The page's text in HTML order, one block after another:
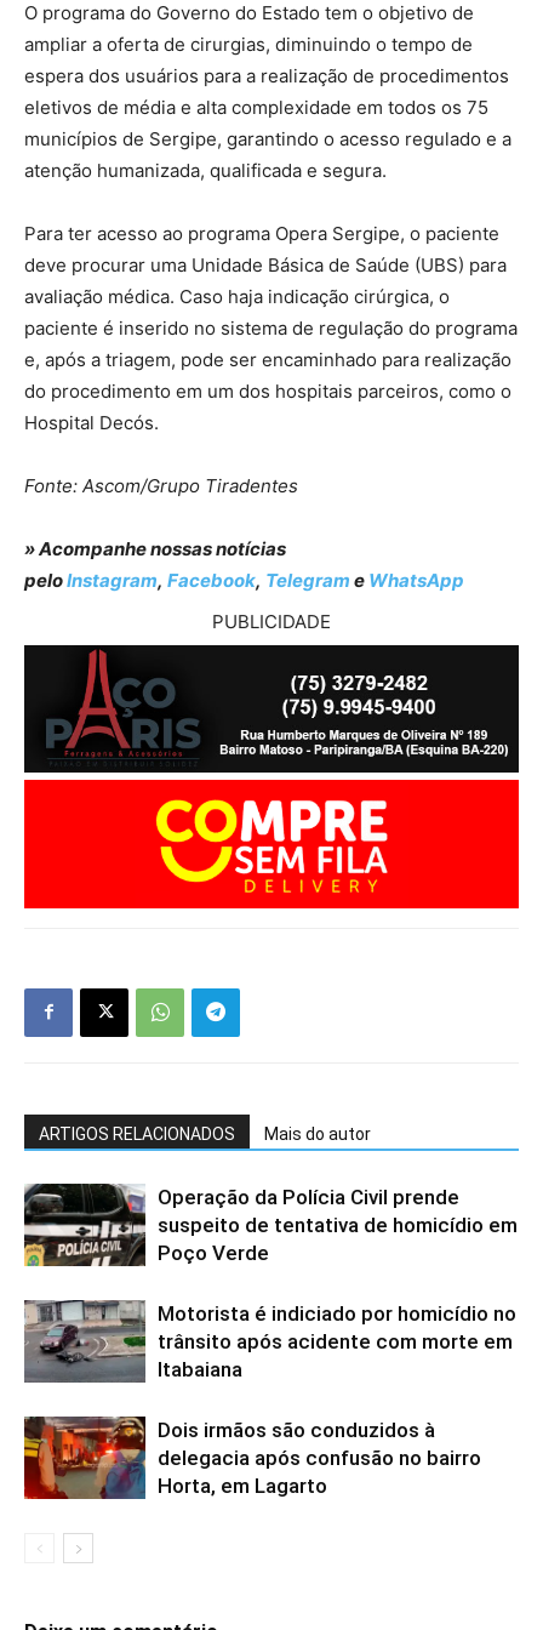
O programa do Governo do Estado tem o objetivo de
ampliar a oferta de cirurgias, diminuindo o tempo de
espera dos usuários para a realização de procedimentos
eletivos de média e alta complexidade em todos os 75
municípios de Sergipe, garantindo o acesso regulado e a
atenção humanizada, qualificada e segura.
Para ter acesso ao programa Opera Sergipe, o paciente
deve procurar uma Unidade Básica de Saúde (UBS) para
avaliação médica. Caso haja indicação cirúrgica, o
paciente é inserido no sistema de regulação do programa
e, após a triagem, pode ser encaminhado para realização
do procedimento em um dos hospitais parceiros, como o
Hospital Decós.
Fonte: Ascom/Grupo Tiradentes
» Acompanhe nossas notícias
peloInstagram, Facebook, Telegram e WhatsApp
PUBLICIDADE
ARTIGOS RELACIONADOS Mais do autor
Operação da Polícia Civil prende
suspeito de tentativa de homicídio em
Poço Verde
Motorista é indiciado por homicídio no
trânsito após acidente com morte em
Itabaiana
Dois irmãos são conduzidos à
delegacia após confusão no bairro
Horta, em Lagarto